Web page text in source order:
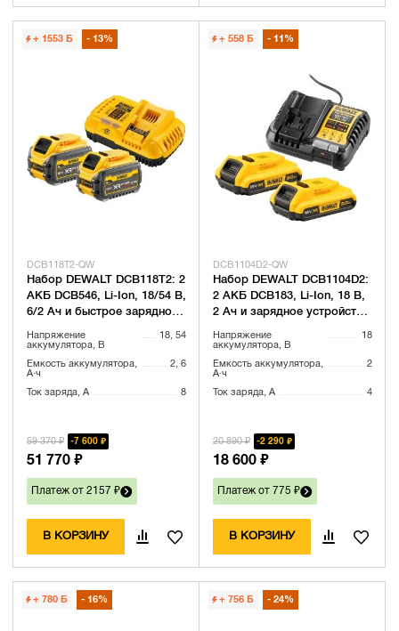
+ 1553 Б 13%
DCB118T2-QW
Набор DEWALT DCB118T2: 2
АКБ DCB546, Li-Ion, 18/54 В,
6/2 Ач и быстрое зарядное
В, 8 А (DCB118T2-QW)
Напряжение
аккумулятора, В
18, 54
Емкость аккумулятора,
А·ч
2, 6
Ток заряда, А 8
59 370 ₽ 7 600 ₽
51 770 ₽
Платеж от 2157 ₽
В КОРЗИНУ
+ 558 Б 11%
DCB1104D2-QW
Набор DEWALT DCB1104D2:
2 АКБ DCB183, Li-Ion, 18 В,
2 Ач и зарядное устройство
(DCB1104D2-QW)
Напряжение
аккумулятора, В
18
Емкость аккумулятора,
А·ч
2
Ток заряда, А 4
20 890 ₽ 2 290 ₽
18 600 ₽
Платеж от 775 ₽
В КОРЗИНУ
+ 780 Б 16% + 756 Б 24%